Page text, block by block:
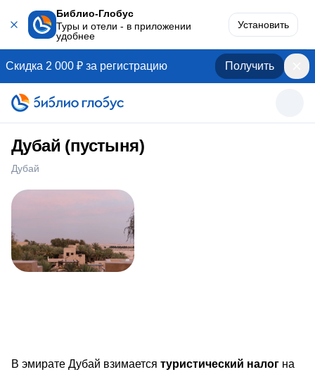
Библио-Глобус
Туры и отели - в приложении
удобнее
Установить
Скидка 2 000 ₽ за регистрацию Получить
Дубай (пустыня)
Дубай
В эмирате Дубай взимается туристический налог на